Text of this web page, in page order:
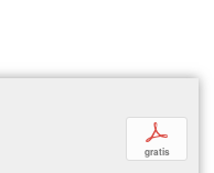
p
gratis